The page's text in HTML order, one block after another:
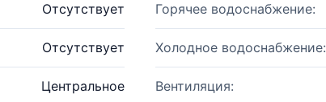
Отсутствует Горячее водоснабжение:
Отсутствует Холодное водоснабжение:
Центральное Вентиляция: